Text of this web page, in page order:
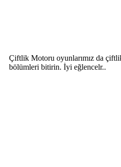
Çiftlik Motoru oyunlarımız da
bölümleri bitirin. İyi eğlencelr..